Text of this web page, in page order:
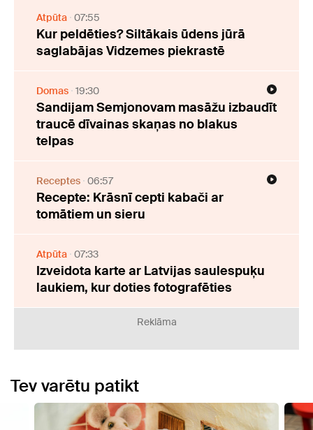
Atpūta 07:55
Kur peldēties? Siltākais ūdens jūrā
saglabājas Vidzemes piekrastē
Domas 19:30
Sandijam Semjonovam masāžu izbaudīt
traucē dīvainas skaņas no blakus
telpas
Receptes 06:57
Recepte: Krāsnī cepti kabači ar
tomātiem un sieru
Atpūta 07:33
Izveidota karte ar Latvijas saulespuķu
laukiem, kur doties fotografēties
Reklāma
Tev varētu patikt